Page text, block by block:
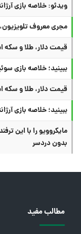
ویدئو: خلاصه بازی آرژانتین ۳ -
مجری معروف
قیمت دلار، طلا و سکه امروز
ببینید؛ خلاصه بازی سوئیس ۰ (۴) - کلمبیا ۰ (۳) در
قیمت دلار، طلا و سکه امروز
ببینید؛ خلاصه بازی آرژانتین ۳ - مصر ۲ در
بدون دردسر
مطالب مفید